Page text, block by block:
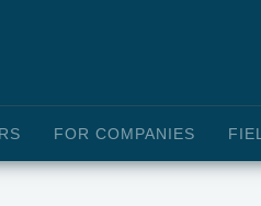
FOR COMPANIES